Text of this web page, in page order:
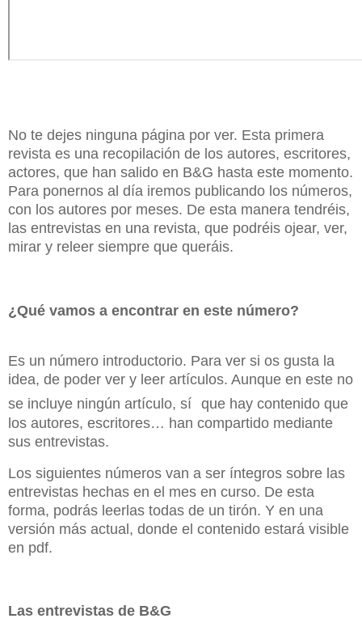
No te dejes ninguna página por ver. Esta primera
revista es una recopilación de los autores, escritores,
actores, que han salido en B&G hasta este momento.
Para ponernos al día iremos publicando los números,
con los autores por meses. De esta manera tendréis,
las entrevistas en una revista, que podréis ojear, ver,
mirar y releer siempre que queráis.
¿Qué vamos a encontrar en este número?
Es un número introductorio. Para ver si os gusta la
idea, de poder ver y leer artículos. Aunque en este no
se incluye ningún artículo, sí que hay contenido que
los autores, escritores… han compartido mediante
sus entrevistas.
Los siguientes números van a ser íntegros sobre las
entrevistas hechas en el mes en curso. De esta
forma, podrás leerlas todas de un tirón. Y en una
versión más actual, donde el contenido estará visible
en pdf.
Las entrevistas de B&G